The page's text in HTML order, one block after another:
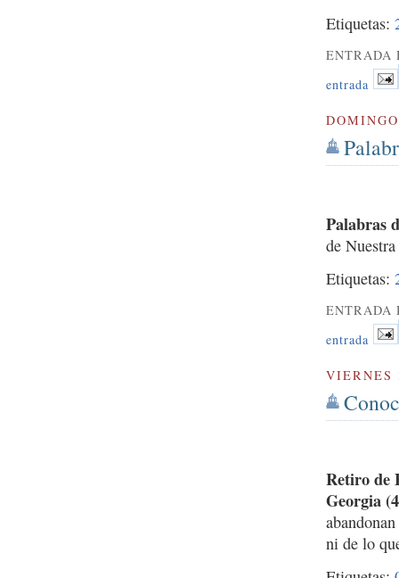
Etiquetas:
ENTRADA
entrada
Palabras
de
Etiquetas:
ENTRADA
entrada
VIERNES
Retiro de
Georgia
ni de lo